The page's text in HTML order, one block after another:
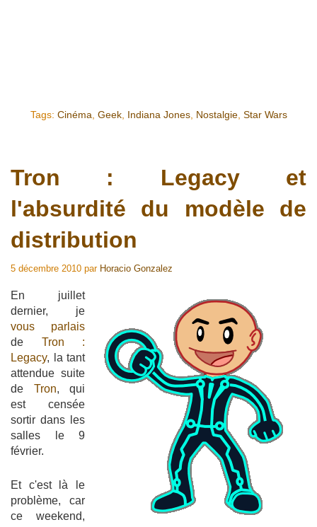
Tags: Cinéma Geek, Indiana Jones, Nostalgie, Star Wars
Tron : Legacy et
l'absurdité du modèle de
distribution
5 décembre 2010 par Horacio Gonzalez
En juillet
dernier, je
vous parlais
de Tron :
Legacy, la tant
attendue suite
de Tron, qui
est censée
sortir dans les
salles le 9
février.
Et c'est là le
problème, car
ce weekend,